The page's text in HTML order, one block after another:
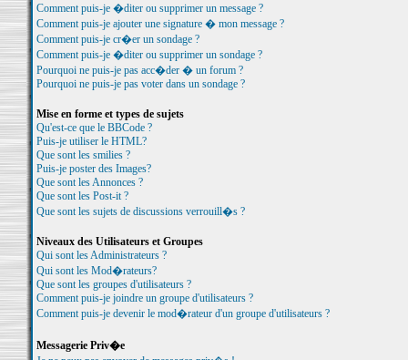
Comment puis-je �diter ou supprimer un message ?
Comment puis-je ajouter une signature � mon message ?
Comment puis-je cr�er un sondage ?
Comment puis-je �diter ou supprimer un sondage ?
Pourquoi ne puis-je pas acc�der � un forum ?
Pourquoi ne puis-je pas voter dans un sondage ?
Mise en forme et types de sujets
Qu'est-ce que le BBCode ?
Puis-je utiliser le HTML?
Que sont les smilies ?
Puis-je poster des Images?
Que sont les Annonces ?
Que sont les Post-it ?
Que sont les sujets de discussions verrouill�s ?
Niveaux des Utilisateurs et Groupes
Qui sont les Administrateurs ?
Qui sont les Mod�rateurs?
Que sont les groupes d'utilisateurs ?
Comment puis-je joindre un groupe d'utilisateurs ?
Comment puis-je devenir le mod�rateur d'un groupe d'utilisateurs ?
Messagerie Priv�e